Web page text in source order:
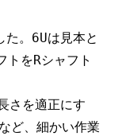
た。6Uは見本と
トをRシャフト
さを適正にす
ど、細かい作業